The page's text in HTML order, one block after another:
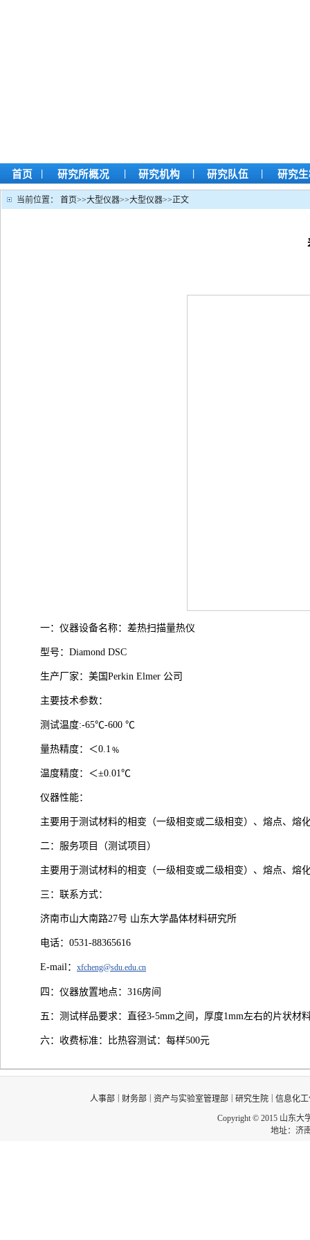
首页 | 研究所概况 | 研究机构 | 研究队伍 | 研究
当前位置： 首页>>大型仪器>>大型仪器>>正文
一：仪器设备名称：差热扫描量热仪
型号：Diamond DSC
生产厂家：美国Perkin Elmer 公司
主要技术参数：
测试温度:-65℃-600 ℃
量热精度：＜0.1﹪
温度精度：＜±0.01℃
仪器性能：
主要用于测试材料的相变（一级相变或二级相变）、熔点、熔
二：服务项目（测试项目）
主要用于测试材料的相变（一级相变或二级相变）、熔点、熔
三：联系方式：
济南市山大南路27号 山东大学晶体材料研究所
电话：0531-88365616
E-mail： xfcheng@sdu.edu.cn
四：仪器放置地点：316房间
五：测试样品要求：直径3-5mm之间，厚度1mm左右的片状材
六：收费标准：比热容测试：每样500元
人事部 财务部 资产与实验室管理部 研究生院
信息化
Copyright © 2015 山东大
地址：济